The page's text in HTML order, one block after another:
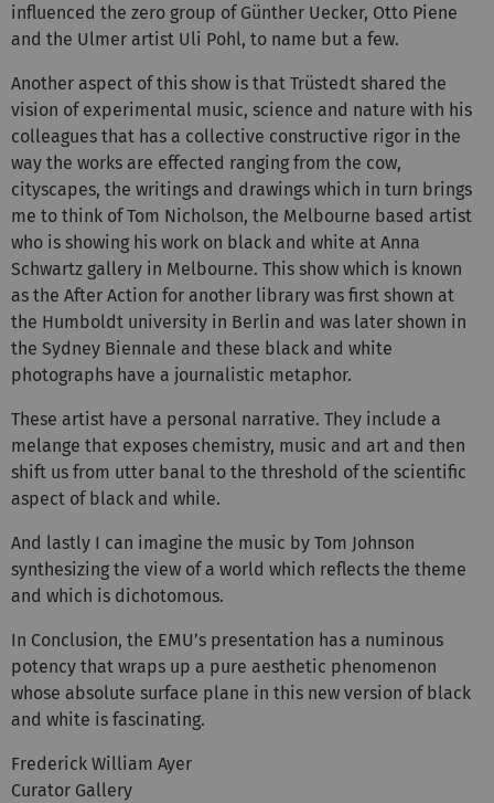
influenced the zero group of Günther Uecker, Otto Piene
and the Ulmer artist Uli Pohl, to name but a few.
Another aspect of this show is that Trüstedt shared the
vision of experimental music, science and nature with his
colleagues that has a collective constructive rigor in the
way the works are effected ranging from the cow,
cityscapes, the writings and drawings which in turn brings
me to think of Tom Nicholson, the Melbourne based artist
who is showing his work on black and white at Anna
Schwartz gallery in Melbourne. This show which is known
as the After Action for another library was first shown at
the Humboldt university in Berlin and was later shown in
the Sydney Biennale and these black and white
photographs have a journalistic metaphor.
These artist have a personal narrative. They include a
melange that exposes chemistry, music and art and then
shift us from utter banal to the threshold of the scientific
aspect of black and while.
And lastly I can imagine the music by Tom Johnson
synthesizing the view of a world which reflects the theme
and which is dichotomous.
In Conclusion, the EMU’s presentation has a numinous
potency that wraps up a pure aesthetic phenomenon
whose absolute surface plane in this new version of black
and white is fascinating.
Frederick William Ayer
Curator Gallery